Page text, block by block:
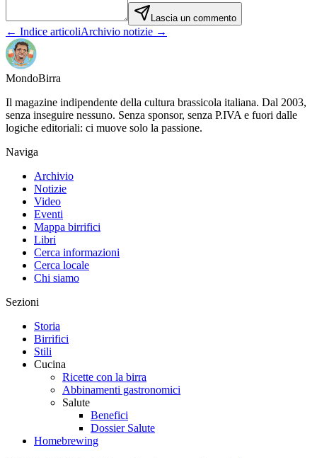
Lascia un commento
← Indice articoliArchivio notizie →
MondoBirra
Il magazine indipendente della cultura brassicola italiana. Dal 2003,
senza inseguire nessuno. Senza sponsor, senza P.IVA e fuori dalle
logiche editoriali: ci muove solo la passione.
Naviga
Archivio
Notizie
Video
Eventi
Mappa birrifici
Libri
Cerca informazioni
Cerca locale
Chi siamo
Sezioni
Storia
Birrifici
Stili
Cucina
Ricette con la birra
Abbinamenti gastronomici
Salute
Benefici
Dossier Salute
Homebrewing